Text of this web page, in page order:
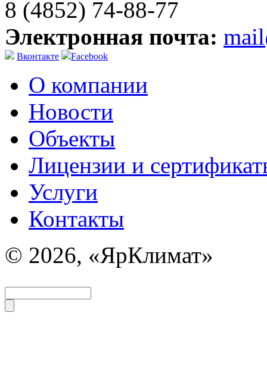
8 (4852) 74-88-77
Электронная почта:
Вконтакте Facebook
О компании
Новости
Объекты
Лицензии и
Услуги
Контакты
© 2026, «ЯрКлимат»